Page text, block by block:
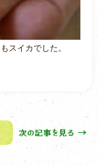
スイカでした。